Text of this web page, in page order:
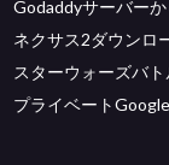
Godaddyサーバー
ネクサス2ダウンロ
スターウォーズバ
プライベート